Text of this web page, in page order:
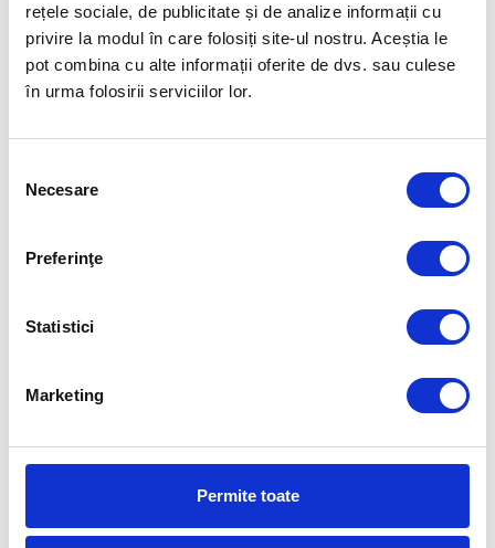
rețele sociale, de publicitate și de analize informații cu
privire la modul în care folosiți site-ul nostru. Aceștia le
pot combina cu alte informații oferite de dvs. sau culese
în urma folosirii serviciilor lor.
consimțământului
Necesare
Preferinţe
Statistici
Marketing
Permite toate
Aurelia Brădeanu a fost numită
Vlad Covaliu, cel mai bun sportiv al
anului 2025 la Federația Română de